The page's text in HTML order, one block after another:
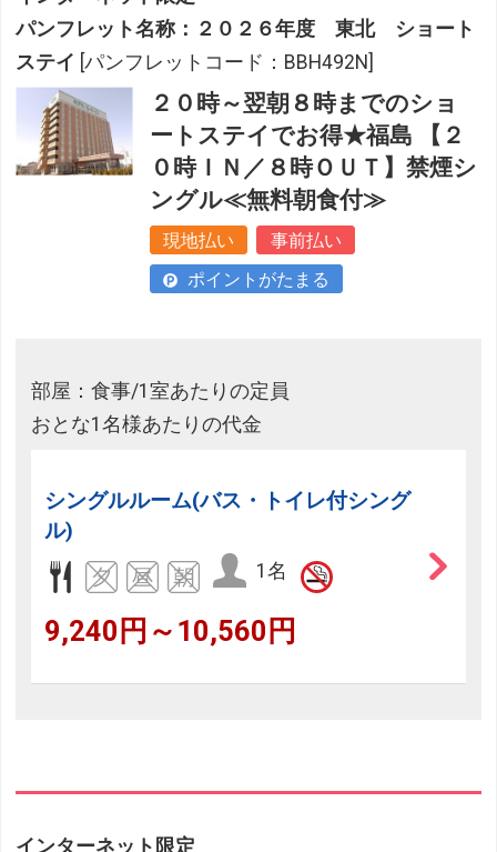
パンフレット名称：２０２６年度 東北 ショート
ステイ [パンフレットコード：BBH492N]
２０時～翌朝８時までのショ
ートステイでお得★福島 【２
０時ＩＮ／８時ＯＵＴ】禁煙シ
ングル≪無料朝食付≫
現地払い
事前払い
ポイントがたまる
部屋：食事/1室あたりの定員
おとな1名様あたりの代金
シングルルーム(バス・トイレ付シング
ル)
1名
9,240円～10,560円
インターネット限定